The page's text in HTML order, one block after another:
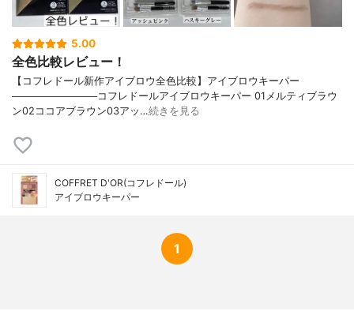
5.00
全色比較レビュー！
【コフレドール新作アイブロウ全色比較】アイブロウキーパー
────────────コフレドールアイブロウキーパー 01メルティブラウ
ン02ココアブラウン03アッ…続きを見る
COFFRET D'OR(コフレドール)
アイブロウキーパー
1